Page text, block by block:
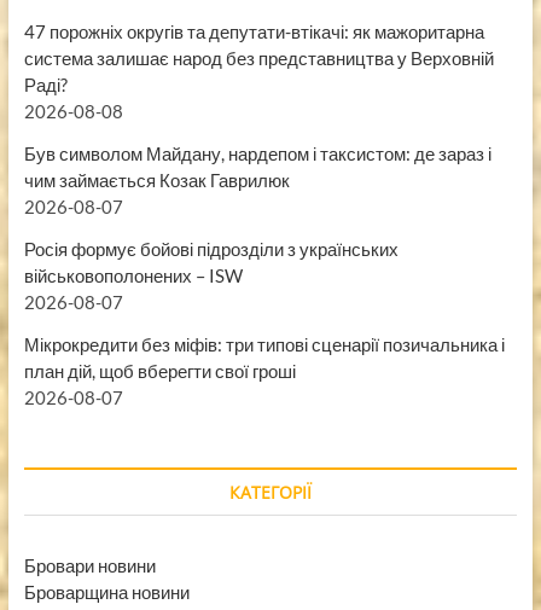
47 порожніх округів та депутати-втікачі: як мажоритарна
система залишає народ без представництва у Верховній
Раді?
2026-08-08
Був символом Майдану, нардепом і таксистом: де зараз і
чим займається Козак Гаврилюк
2026-08-07
Росія формує бойові підрозділи з українських
військовополонених – ISW
2026-08-07
Мікрокредити без міфів: три типові сценарії позичальника і
план дій, щоб вберегти свої гроші
2026-08-07
КАТЕГОРІЇ
Бровари новини
Броварщина новини